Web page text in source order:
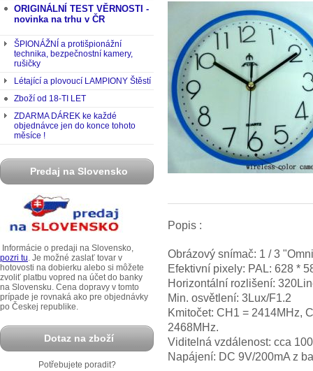
ORIGINÁLNÍ TEST VĚRNOSTI -
novinka na trhu v ČR
ŠPIONÁŽNÍ a protišpionážní
technika, bezpečnostní kamery,
rušičky
Létající a plovoucí LAMPIONY Štěstí
Zboží od 18-TI LET
ZDARMA DÁREK ke každé
objednávce jen do konce tohoto
měsíce !
Predaj na Slovensko
Informácie o predaji na Slovensko,
pozri tu. Je možné zaslať tovar v
hotovosti na dobierku alebo si môžete
zvoliť platbu vopred na účet do banky
na Slovensku. Cena dopravy v tomto
prípade je rovnaká ako pre objednávky
po Českej republike.
Dotaz na zboží
Potřebujete poradit?
Popis :
Obrázový snímač: 1 / 3
Efektivní pixely: PAL: 628 *
Horizontální rozlišení:
Min. osvětlení: 3Lux/F1.2
Kmitočet: CH1 = 2414MHz,
2468MHz.
Viditelná vzdálenost: cca
Napájení: DC 9V/200mA z